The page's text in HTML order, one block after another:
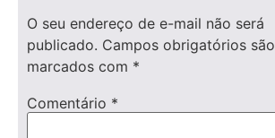
O seu endereço de e-mail não será
publicado. Campos obrigatórios são
marcados com *
Comentário *